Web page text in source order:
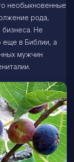
необыкновенные
рода,
Не
еще в Библии, а
мужчин